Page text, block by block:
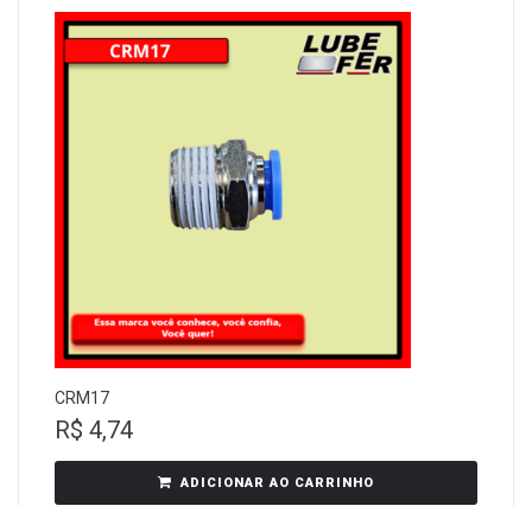
CRM17
R$ 4,74
ADICIONAR AO CARRINHO